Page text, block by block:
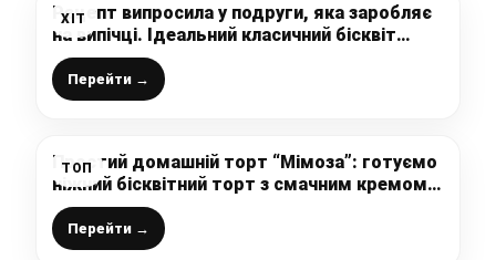
ХІТ
Рецепт випросила у подруги, яка заробляє
на випічці. Ідеальний класичний бісквіт
готую тільки так.
Перейти →
ТОП
Простий домашній торт “Мімоза”: готуємо
ніжний бісквітний торт з смачним кремом і
ягодами
Перейти →